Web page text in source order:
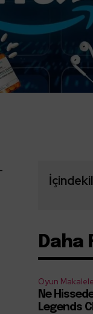
Daha
Oyun
Ne
Legends